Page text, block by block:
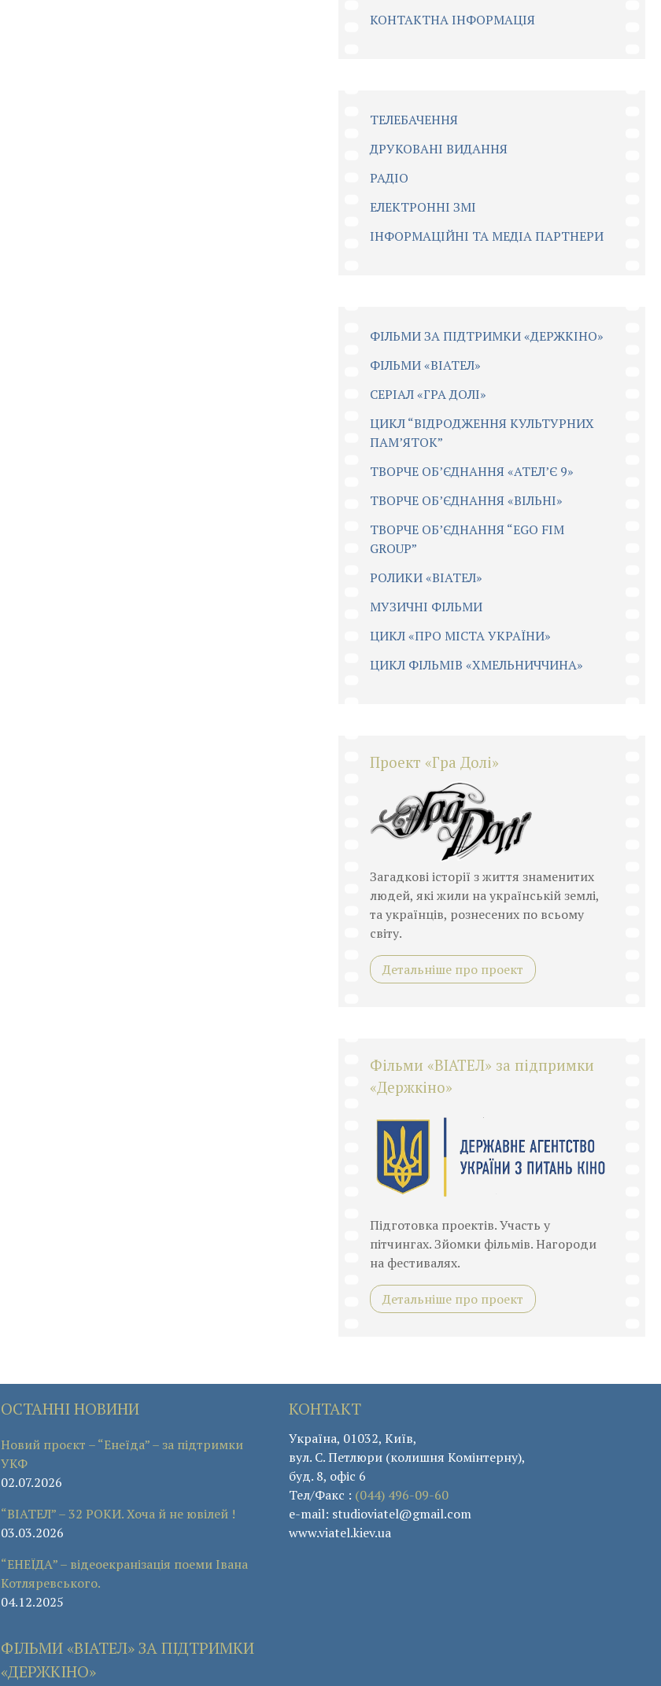
КОНТАКТНА ІНФОРМАЦІЯ
ТЕЛЕБАЧЕННЯ
ДРУКОВАНІ ВИДАННЯ
РАДІО
ЕЛЕКТРОННІ ЗМІ
ІНФОРМАЦІЙНІ ТА МЕДІА ПАРТНЕРИ
ФІЛЬМИ ЗА ПІДТРИМКИ «ДЕРЖКІНО»
ФІЛЬМИ «ВІАТЕЛ»
СЕРІАЛ «ГРА ДОЛІ»
ЦИКЛ “ВІДРОДЖЕННЯ КУЛЬТУРНИХ
ПАМ’ЯТОК”
ТВОРЧЕ ОБ’ЄДНАННЯ «АТЕЛ’Є 9»
ТВОРЧЕ ОБ’ЄДНАННЯ «ВІЛЬНІ»
ТВОРЧЕ ОБ’ЄДНАННЯ “EGO FIM
GROUP”
РОЛИКИ «ВІАТЕЛ»
МУЗИЧНІ ФІЛЬМИ
ЦИКЛ «ПРО МІСТА УКРАЇНИ»
ЦИКЛ ФІЛЬМІВ «ХМЕЛЬНИЧЧИНА»
Проект «Гра Долі»
Загадкові історії з життя знаменитих
людей, які жили на українській землі,
та українців, рознесених по всьому
світу.
Детальніше про проект
Фільми «ВІАТЕЛ» за підпримки
«Держкіно»
Підготовка проектів. Участь у
пітчингах. Зйомки фільмів. Нагороди
на фестивалях.
Детальніше про проект
ОСТАННІ НОВИНИ
Новий проєкт – “Енеїда” – за підтримки
УКФ
02.07.2026
“ВІАТЕЛ” – 32 РОКИ. Хоча й не ювілей !
03.03.2026
“ЕНЕЇДА” – відеоекранізація поеми Івана
Котляревського.
04.12.2025
ФІЛЬМИ «ВІАТЕЛ» ЗА ПІДТРИМКИ
«ДЕРЖКІНО»
КОНТАКТ
Україна, 01032, Київ,
вул. С. Петлюри (колишня Комінтерну),
буд. 8, офіс 6
Тел/Факс : (044) 496-09-60
e-mail: studioviatel@gmail.com
www.viatel.kiev.ua